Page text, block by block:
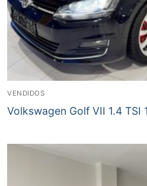
VENDIDOS
Volkswagen Golf VII 1.4 TSI